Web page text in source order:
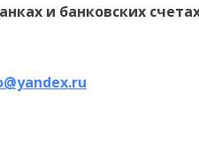
и банковских